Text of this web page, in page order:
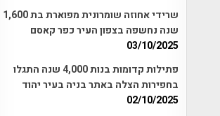
שרידי אחוזה שומרונית מפוארת בת 1,600
שנה נחשפה בצפון העיר כפר קאסם
03/10/2025
פתילות קדומות בנות 4,000 שנה התגלו
בחפירות הצלה באתר בניה בעיר יהוד
02/10/2025